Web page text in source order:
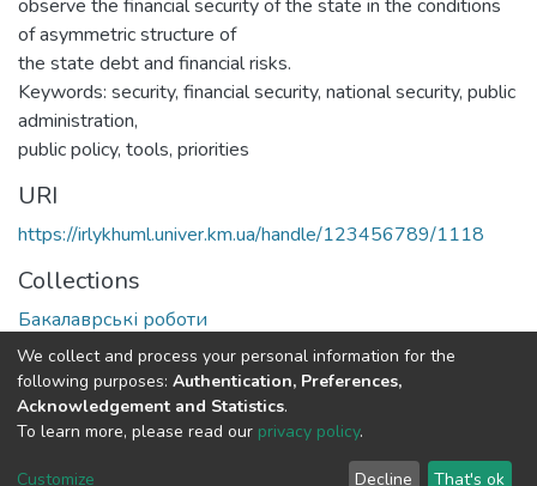
observe the financial security of the state in the conditions
of asymmetric structure of
the state debt and financial risks.
Keywords: security, financial security, national security, public
administration,
public policy, tools, priorities
URI
https://irlykhuml.univer.km.ua/handle/123456789/1118
Collections
Бакалаврські роботи
Full item page
DSpace software copyright © 2002-2026
Cookie End User Send
We collect and process your personal information for the
following purposes: Authentication, Preferences,
Acknowledgement and Statistics.
To learn more, please read our privacy policy.
Customize Decline That's ok